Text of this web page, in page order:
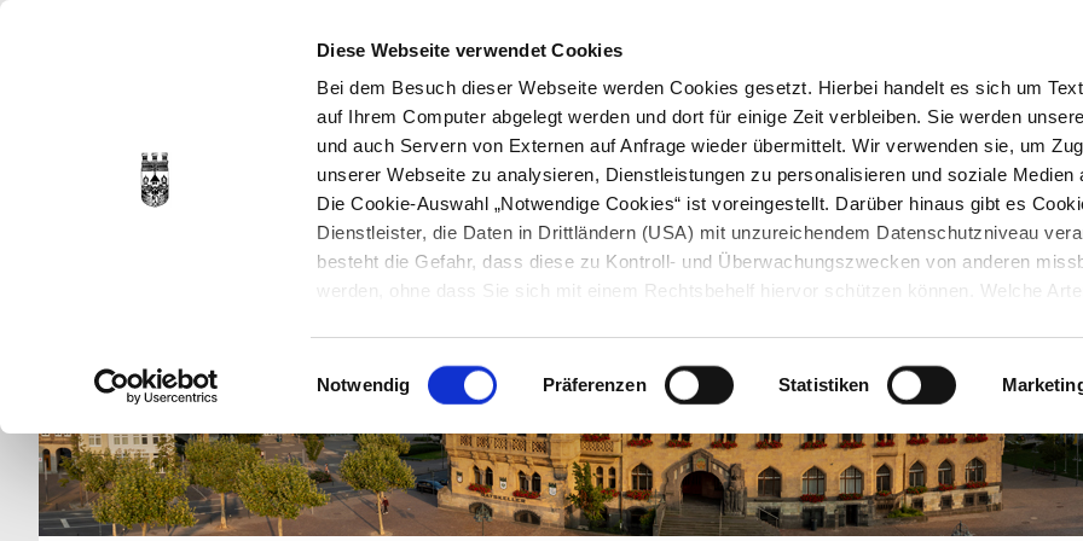
Diese Webseite verwendet Cookies
Bei dem Besuch dieser Webseite werden Cookies gesetzt. Hierbei handelt es sich um
auf Ihrem Computer abgelegt werden und dort für einige Zeit verbleiben. Sie werden
und auch Servern von Externen auf Anfrage wieder übermittelt. Wir verwenden sie, um
unserer Webseite zu analysieren, Dienstleistungen zu personalisieren und soziale Medien
Die Cookie-Auswahl „Notwendige Cookies“ ist voreingestellt. Darüber hinaus gibt es
Dienstleister, die Daten in Drittländern (USA) mit unzureichendem Datenschutzniveau
besteht die Gefahr, dass diese zu Kontroll- und Überwachungszwecken von anderen
werden, ohne dass Sie sich mit einem Rechtsbehelf hiervor schützen können. Welche
Datenschutzerklärung
entnehmen. Die von Ihnen getroffene Auswahl der gewünschten
jederzeit mit Wirkung für die Zukunft angepasst oder
werden.
Einwilligungsauswahl
Notwendig Präferenzen Statistiken
STARTSEITE